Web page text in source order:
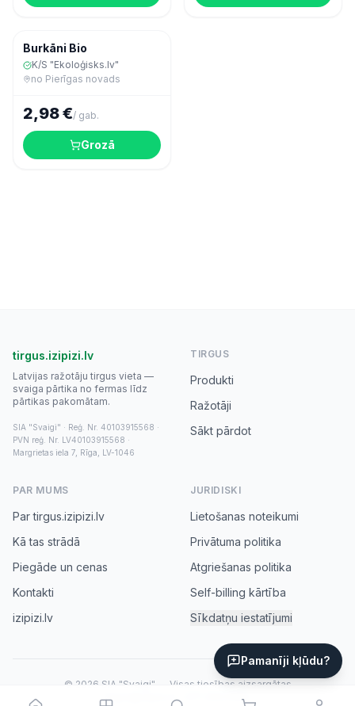
Burkāni Bio
K/S "Ekoloģisks.lv"
no Pierīgas novads
2,98 €/ gab.
Grozā
Pamanīji kļūdu?
tirgus.izipizi.lv
Latvijas ražotāju tirgus vieta —
svaiga pārtika no fermas līdz
pārtikas pakomātam.
SIA "Svaigi" · Reģ. Nr. 40103915568 ·
PVN reģ. Nr. LV40103915568 ·
Margrietas iela 7, Rīga, LV-1046
TIRGUS
Produkti
Ražotāji
Sākt pārdot
PAR MUMS
Par tirgus.izipizi.lv
Kā tas strādā
Piegāde un cenas
Kontakti
izipizi.lv
JURIDISKI
Lietošanas noteikumi
Privātuma politika
Atgriešanas politika
Self-billing kārtība
Sīkdatņu iestatījumi
© 2026 SIA "Svaigi" — Visas tiesības aizsargātas
tirgus@izipizi.lv· +371 20031552